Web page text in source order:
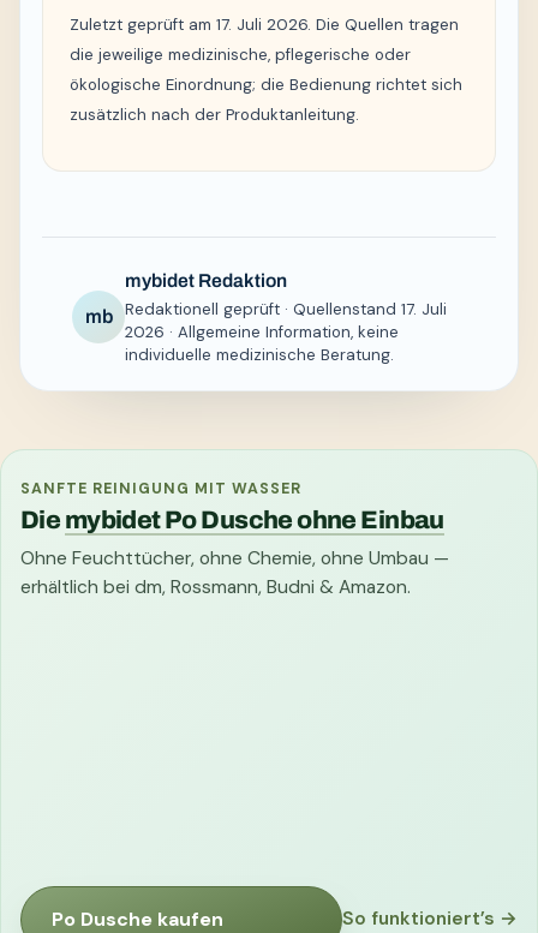
Zuletzt geprüft am 17. Juli 2026. Die Quellen tragen
die jeweilige medizinische, pflegerische oder
ökologische Einordnung; die Bedienung richtet sich
zusätzlich nach der Produktanleitung.
mb
mybidet Redaktion
Redaktionell geprüft · Quellenstand 17. Juli
2026 · Allgemeine Information, keine
individuelle medizinische Beratung.
SANFTE REINIGUNG MIT WASSER
Die mybidet Po Dusche ohne Einbau
Ohne Feuchttücher, ohne Chemie, ohne Umbau —
erhältlich bei dm, Rossmann, Budni & Amazon.
Po Dusche kaufen So funktioniert’s →